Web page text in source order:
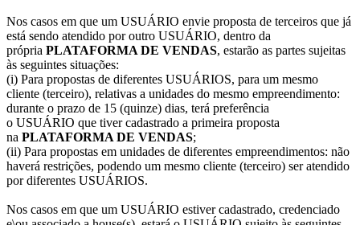
Nos casos em que um USUÁRIO envie proposta de terceiros que já
está sendo atendido por outro USUÁRIO, dentro da
própria PLATAFORMA DE VENDAS, estarão as partes sujeitas
às seguintes situações:
(i) Para propostas de diferentes USUÁRIOS, para um mesmo
cliente (terceiro), relativas a unidades do mesmo empreendimento:
durante o prazo de 15 (quinze) dias, terá preferência
o USUÁRIO que tiver cadastrado a primeira proposta
na PLATAFORMA DE VENDAS;
(ii) Para propostas em unidades de diferentes empreendimentos: não
haverá restrições, podendo um mesmo cliente (terceiro) ser atendido
por diferentes USUÁRIOS.
Nos casos em que um USUÁRIO estiver cadastrado, credenciado